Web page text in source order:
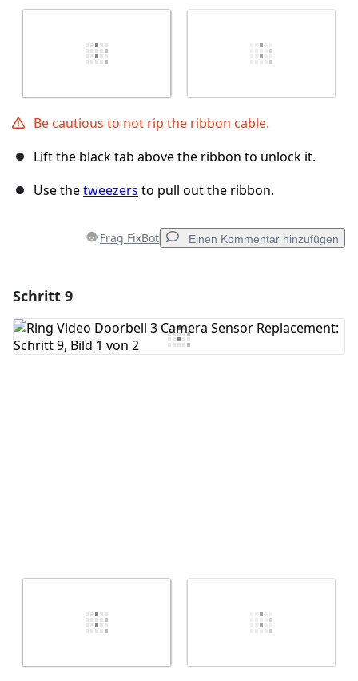
Be cautious to not rip the ribbon cable.
Lift the black tab above the ribbon to unlock it.
Use thetweezers to pull out the ribbon.
Frag FixBot Einen Kommentar hinzufügen
Kommentar hinzufügen
Schritt 9